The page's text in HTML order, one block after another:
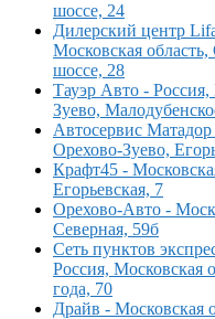
шоссе, 24
Дилерский центр
Московская
шоссе, 28
Тауэр Авто - Россия,
Зуево,
Автосервис Матадор
Орехово-Зуево,
Крафт45 -
Егорьевская, 7
Орехово-Авто -
Северная, 59б
Сеть пунктов
Россия, Московская
года, 70
Драйв - Московская